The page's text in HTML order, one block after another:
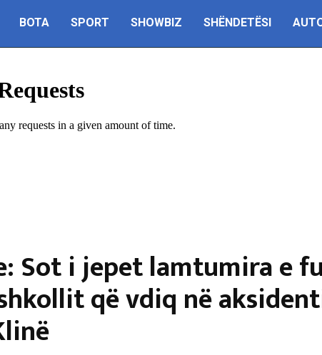
BOTA SPORT SHOWBIZ SHËNDETËSI
Sot i jepet lamtumira e
që vdiq në